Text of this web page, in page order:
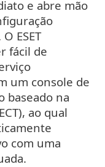
e abre mão
ESET
fácil de
um console de
baseado na
ao qual
com uma